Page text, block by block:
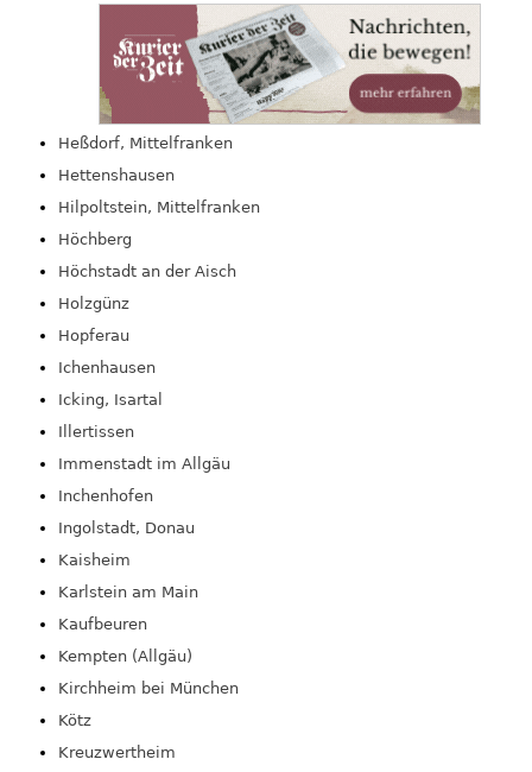
Heßdorf, Mittelfranken
Hettenshausen
Hilpoltstein, Mittelfranken
Höchberg
Höchstadt an der Aisch
Holzgünz
Hopferau
Ichenhausen
Icking, Isartal
Illertissen
Immenstadt im Allgäu
Inchenhofen
Ingolstadt, Donau
Kaisheim
Karlstein am Main
Kaufbeuren
Kempten (Allgäu)
Kirchheim bei München
Kötz
Kreuzwertheim